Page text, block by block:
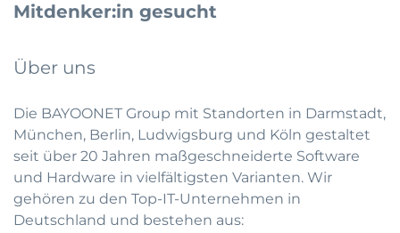
Mitdenker:in gesucht
Über uns
Die BAYOONET Group mit Standorten in Darmstadt,
München, Berlin, Ludwigsburg und Köln gestaltet
seit über 20 Jahren maßgeschneiderte Software
und Hardware in vielfältigsten Varianten. Wir
gehören zu den Top-IT-Unternehmen in
Deutschland und bestehen aus: